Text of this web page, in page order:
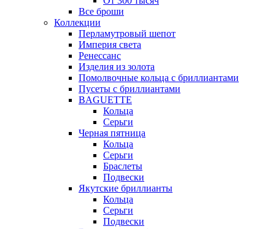
Все броши
Коллекции
Перламутровый шепот
Империя света
Ренессанс
Изделия из золота
Помолвочные кольца с бриллиантами
Пусеты с бриллиантами
BAGUETTE
Кольца
Серьги
Черная пятница
Кольца
Серьги
Браслеты
Подвески
Якутские бриллианты
Кольца
Серьги
Подвески